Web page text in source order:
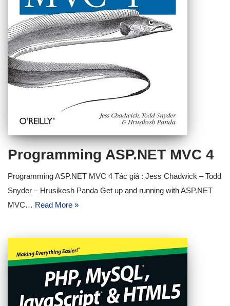
Programming ASP.NET MVC 4
Programming ASP.NET MVC 4 Tác giả : Jess Chadwick – Todd
Snyder – Hrusikesh Panda Get up and running with ASP.NET
MVC… Read More »